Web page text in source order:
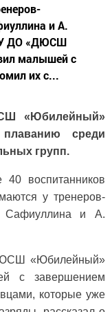
и А.
ДО «ДЮСШ
малышей с
их с...
«Юбилейный»
среди
групп.
40 воспитанников
у тренеров-
Сафиуллина и А.
«Юбилейный»
с завершением
которые уже